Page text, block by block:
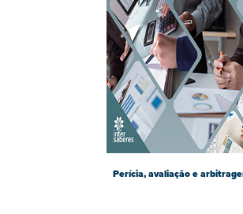
Perícia, avaliação e